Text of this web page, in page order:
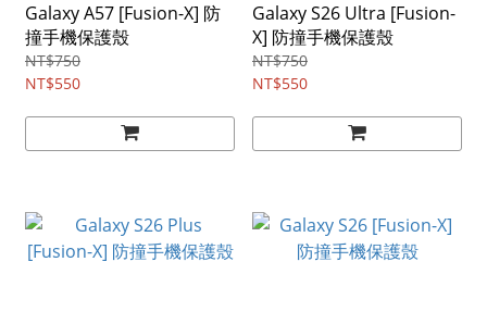
Galaxy A57 [Fusion-X] 防
撞手機保護殼
NT$750
NT$550
Galaxy S26 Ultra [Fusion-
X] 防撞手機保護殼
NT$750
NT$550